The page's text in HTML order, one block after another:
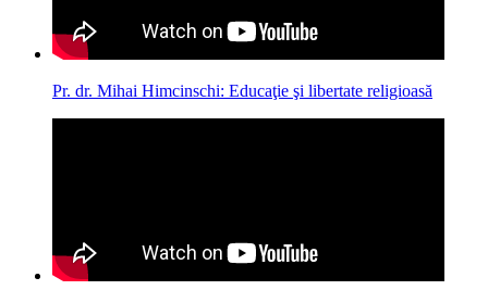
Pr. dr. Mihai Himcinschi: Educaţie şi libertate religioasă